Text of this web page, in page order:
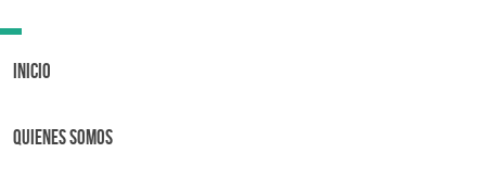
Toggle
Inicio
Quienes Somos